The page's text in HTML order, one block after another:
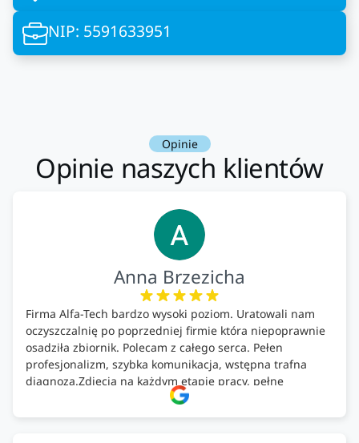
NIP: 5591633951
Opinie
Opinie naszych klientów
Anna Brzezicha
Firma Alfa-Tech bardzo wysoki poziom. Uratowali nam
oczyszczalnię po poprzedniej firmie która niepoprawnie
osadziła zbiornik. Polecam z całego serca. Pełen
profesjonalizm, szybka komunikacja, wstępna trafna
diagnoza.Zdjęcia na każdym etapie pracy, pełne
doradztwo.Dobrze wyszkoleni i znający się na rzeczy.
Podsumowując ekipa na wysokim poziomie, rzetelna.